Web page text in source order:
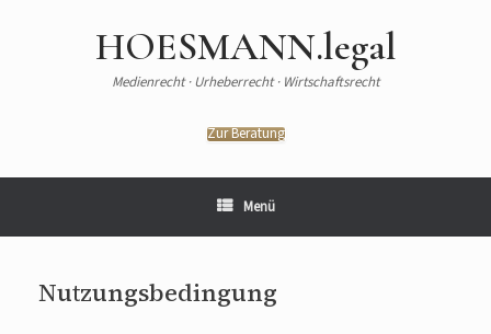
HOESMANN.legal
Medienrecht · Urheberrecht · Wirtschaftsrecht
Zur Beratung
Menü
Nutzungsbedingung